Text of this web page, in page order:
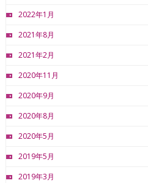
2022年1月
2021年8月
2021年2月
2020年11月
2020年9月
2020年8月
2020年5月
2019年5月
2019年3月